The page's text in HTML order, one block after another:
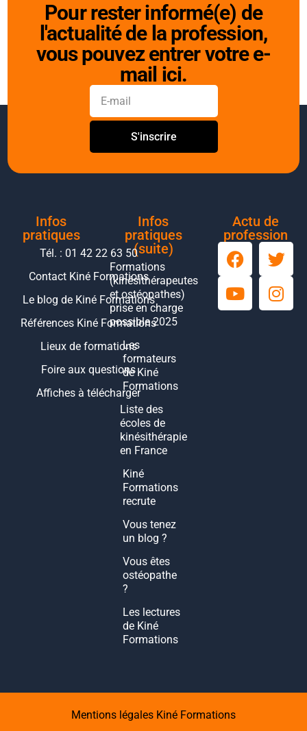
Pour rester informé(e) de
l'actualité de la profession,
vous pouvez entrer votre e-
mail ici.
S'inscrire
Infos
pratiques
Tél. : 01 42 22 63 50
Contact Kiné Formations
Le blog de Kiné Formations
Références Kiné Formations
Lieux de formations
Foire aux questions
Affiches à télécharger
Infos
pratiques
(suite)
Formations
(kinésithérapeutes
et ostéopathes)
prise en charge
possible 2025
Les
formateurs
de Kiné
Formations
Liste des
écoles de
kinésithérapie
en France
Kiné
Formations
recrute
Vous tenez
un blog ?
Vous êtes
ostéopathe
?
Les lectures
de Kiné
Formations
Actu de
profession
Mentions légales Kiné Formations